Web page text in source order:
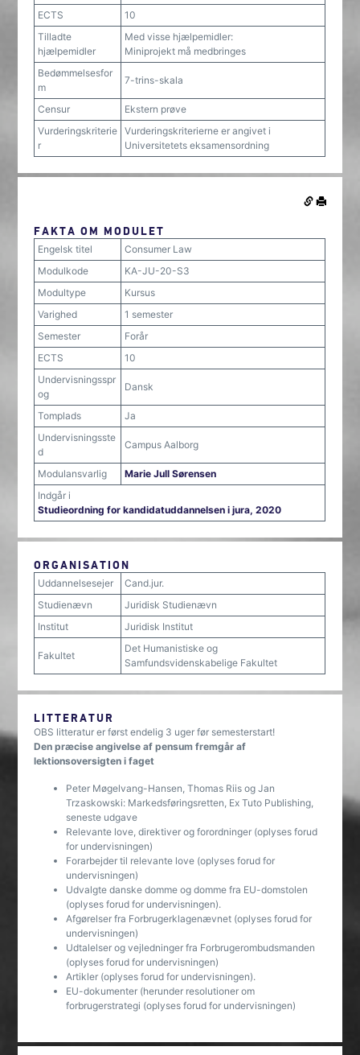
ECTS
10
Tilladte
hjælpemidler
Med visse hjælpemidler:
Miniprojekt må medbringes
Bedømmelsesfor
m
7-trins-skala
Censur
Ekstern prøve
Vurderingskriterie
r
Vurderingskriterierne er angivet i
Universitetets eksamensordning
FAKTA OM MODULET
Engelsk titel
Consumer Law
Modulkode
KA-JU-20-S3
Modultype
Kursus
Varighed
1 semester
Semester
Forår
ECTS
10
Undervisningsspr
og
Dansk
Tomplads
Ja
Undervisningsste
d
Campus Aalborg
Modulansvarlig
Marie Jull Sørensen
Indgår i
Studieordning for kandidatuddannelsen i jura, 2020
ORGANISATION
Uddannelsesejer
Cand.jur.
Studienævn
Juridisk Studienævn
Institut
Juridisk Institut
Fakultet
Det Humanistiske og
Samfundsvidenskabelige Fakultet
LITTERATUR
OBS litteratur er først endelig 3 uger før semesterstart!
Den præcise angivelse af pensum fremgår af
lektionsoversigten i faget
Peter Møgelvang-Hansen, Thomas Riis og Jan
Trzaskowski: Markedsføringsretten, Ex Tuto Publishing,
seneste udgave
Relevante love, direktiver og forordninger (oplyses forud
for undervisningen)
Forarbejder til relevante love (oplyses forud for
undervisningen)
Udvalgte danske domme og domme fra EU-domstolen
(oplyses forud for undervisningen).
Afgørelser fra Forbrugerklagenævnet (oplyses forud for
undervisningen)
Udtalelser og vejledninger fra Forbrugerombudsmanden
(oplyses forud for undervisningen)
Artikler (oplyses forud for undervisningen).
EU-dokumenter (herunder resolutioner om
forbrugerstrategi (oplyses forud for undervisningen)